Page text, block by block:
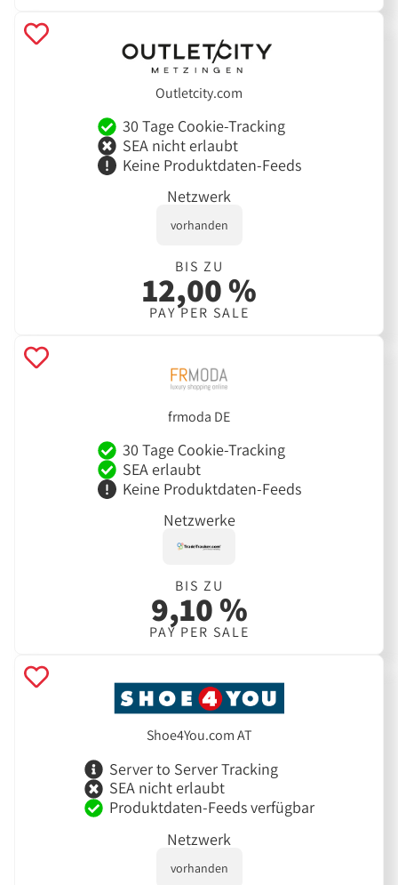
Outletcity.com
30 Tage Cookie-Tracking
SEA nicht erlaubt
Keine Produktdaten-Feeds
Netzwerk
vorhanden
BIS ZU
12,00 %
PAY PER SALE
frmoda DE
30 Tage Cookie-Tracking
SEA erlaubt
Keine Produktdaten-Feeds
Netzwerke
BIS ZU
9,10 %
PAY PER SALE
Shoe4You.com AT
Server to Server Tracking
SEA nicht erlaubt
Produktdaten-Feeds verfügbar
Netzwerk
vorhanden